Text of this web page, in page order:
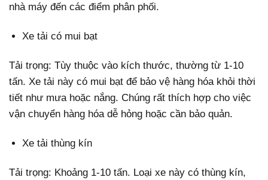
nhà máy đến các điểm phân phối.
Xe tải có mui bạt
Tải trọng: Tùy thuộc vào kích thước, thường từ 1-10
tấn. Xe tải này có mui bạt để bảo vệ hàng hóa khỏi thời
tiết như mưa hoặc nắng. Chúng rất thích hợp cho việc
vận chuyển hàng hóa dễ hỏng hoặc cần bảo quản.
Xe tải thùng kín
Tải trọng: Khoảng 1-10 tấn. Loại xe này có thùng kín,